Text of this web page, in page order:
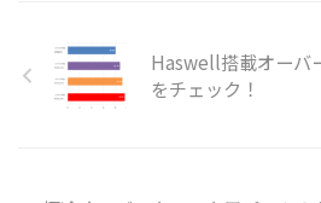
Haswell搭載オーバ
をチェック！